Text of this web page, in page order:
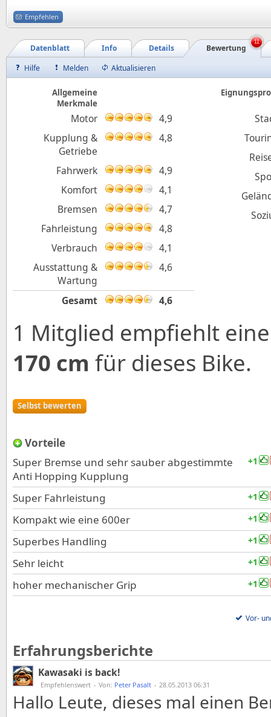
Empfehlen
Bewertung
Details
Info
Datenblatt
11
Hilfe Melden Aktualisieren
Allgemeine
Merkmale
Motor
4,9
Kupplung &
Getriebe
4,8
Fahrwerk
4,9
Komfort
4,1
Bremsen
4,7
Fahrleistung
4,8
Verbrauch
4,1
Ausstattung &
Wartung
4,6
Gesamt 4,6
1 Mitglied empfiehlt
170 cm für dieses Bike.
Selbst bewerten
Vorteile
+1
Super Bremse und sehr sauber abgestimmte
Anti Hopping Kupplung
+1
Super Fahrleistung
+1
Kompakt wie eine 600er
+1
Superbes Handling
+1
Sehr leicht
+1
hoher mechanischer Grip
Vor-
Erfahrungsberichte
Kawasaki is back!
Empfehlenswert · Von: Peter Pasalt · 28.05.2013 06:31
Hallo Leute, dieses mal einen